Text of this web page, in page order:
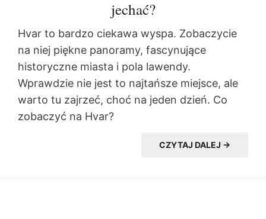
jechać?
Hvar to bardzo ciekawa wyspa. Zobaczycie
na niej piękne panoramy, fascynujące
historyczne miasta i pola lawendy.
Wprawdzie nie jest to najtańsze miejsce, ale
warto tu zajrzeć, choć na jeden dzień. Co
zobaczyć na Hvar?
CZYTAJ DALEJ →